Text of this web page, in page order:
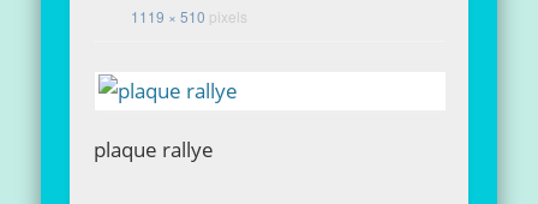
1119 × 510 pixels
plaque rallye